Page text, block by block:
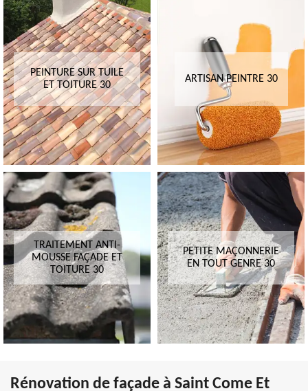
PEINTURE SUR TUILE
ET TOITURE 30
ARTISAN PEINTRE 30
TRAITEMENT ANTI-
MOUSSE FAÇADE ET
TOITURE 30
PETITE MAÇONNERIE
EN TOUT GENRE 30
Rénovation de façade à Saint Come Et